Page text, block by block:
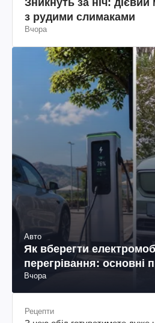
з рудими слимаками
Вчора
Авто
Як вберегти
перегрівання: основні
Вчора
Рецепти